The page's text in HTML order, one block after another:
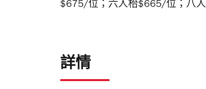
$675/位；六人枱$665/位；八人
詳情